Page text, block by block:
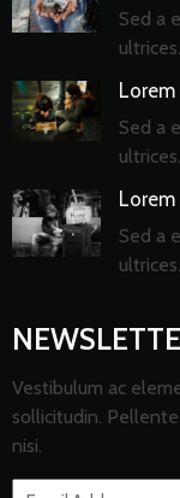
Sed a
ultrices.
Sed a
ultrices.
Sed a
ultrices.
Vestibulum ac
sollicitudin.
nisi.